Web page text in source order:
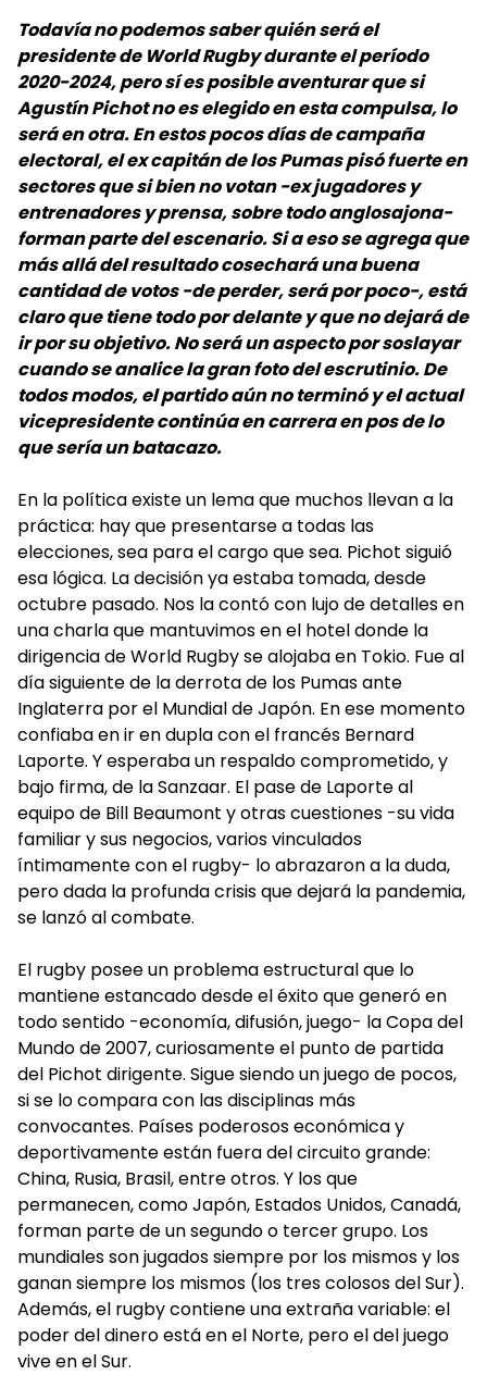
Todavía no podemos saber quién será el
presidente de World Rugby durante el período
2020-2024, pero sí es posible aventurar que si
Agustín Pichot no es elegido en esta compulsa, lo
será en otra. En estos pocos días de campaña
electoral, el ex capitán de los Pumas pisó fuerte en
sectores que si bien no votan -ex jugadores y
entrenadores y prensa, sobre todo anglosajona-
forman parte del escenario. Si a eso se agrega que
más allá del resultado cosechará una buena
cantidad de votos -de perder, será por poco-, está
claro que tiene todo por delante y que no dejará de
ir por su objetivo. No será un aspecto por soslayar
cuando se analice la gran foto del escrutinio. De
todos modos, el partido aún no terminó y el actual
vicepresidente continúa en carrera en pos de lo
que sería un batacazo.
En la política existe un lema que muchos llevan a la
práctica: hay que presentarse a todas las
elecciones, sea para el cargo que sea. Pichot siguió
esa lógica. La decisión ya estaba tomada, desde
octubre pasado. Nos la contó con lujo de detalles en
una charla que mantuvimos en el hotel donde la
dirigencia de World Rugby se alojaba en Tokio. Fue al
día siguiente de la derrota de los Pumas ante
Inglaterra por el Mundial de Japón. En ese momento
confiaba en ir en dupla con el francés Bernard
Laporte. Y esperaba un respaldo comprometido, y
bajo firma, de la Sanzaar. El pase de Laporte al
equipo de Bill Beaumont y otras cuestiones -su vida
familiar y sus negocios, varios vinculados
íntimamente con el rugby- lo abrazaron a la duda,
pero dada la profunda crisis que dejará la pandemia,
se lanzó al combate.
El rugby posee un problema estructural que lo
mantiene estancado desde el éxito que generó en
todo sentido -economía, difusión, juego- la Copa del
Mundo de 2007, curiosamente el punto de partida
del Pichot dirigente. Sigue siendo un juego de pocos,
si se lo compara con las disciplinas más
convocantes. Países poderosos económica y
deportivamente están fuera del circuito grande:
China, Rusia, Brasil, entre otros. Y los que
permanecen, como Japón, Estados Unidos, Canadá,
forman parte de un segundo o tercer grupo. Los
mundiales son jugados siempre por los mismos y los
ganan siempre los mismos (los tres colosos del Sur).
Además, el rugby contiene una extraña variable: el
poder del dinero está en el Norte, pero el del juego
vive en el Sur.